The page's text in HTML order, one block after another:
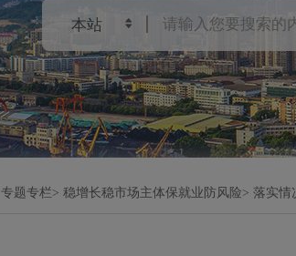
专题专栏 稳增长稳市场主体保就业防风险 落实情